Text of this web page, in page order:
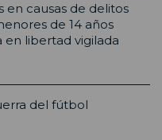
en causas de delitos
de 14 años
libertad vigilada
del fútbol